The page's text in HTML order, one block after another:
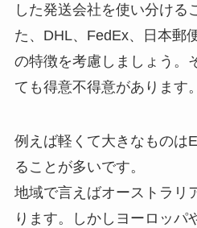
した発送会社を使い分ける
た、DHL、FedEx、日本郵
の特徴を考慮しましょう。
ても得意不得意があります。
例えば軽くて大きなものは
ることが多いです。
地域で言えばオーストラリ
ります。しかしヨーロッパ